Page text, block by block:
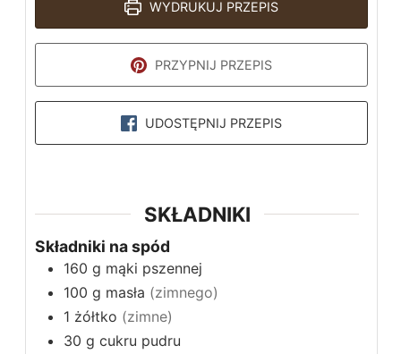
WYDRUKUJ PRZEPIS
PRZYPNIJ PRZEPIS
UDOSTĘPNIJ PRZEPIS
SKŁADNIKI
Składniki na spód
160 g mąki pszennej
100 g masła (zimnego)
1 żółtko (zimne)
30 g cukru pudru